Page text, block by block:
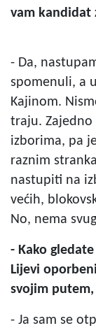
vam kandidat
- Da,
spomenuli, a
Kajinom.
traju.
izborima, pa
raznim
nastupiti na
većih,
No, nema
- Kako
Lijevi
svojim putem,
- Ja sam se